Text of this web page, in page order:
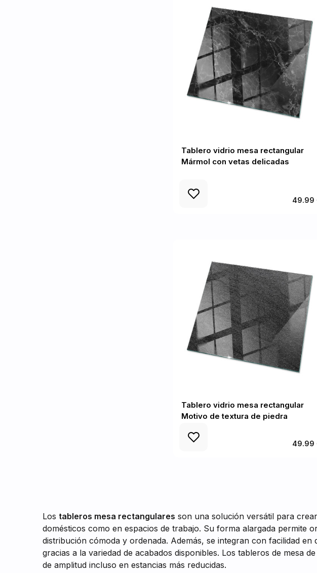
Tablero vidrio mesa rectangular
Mármol con vetas delicadas
49.99
Tablero vidrio mesa rectangular
Motivo de textura de piedra
49.99
Los tableros mesa rectangulares son una solución versátil para
domésticos como en espacios de trabajo. Su forma alargada permite
distribución cómoda y ordenada. Además, se integran con facilidad
gracias a la variedad de acabados disponibles. Los tableros de mesa
de amplitud incluso en estancias más reducidas.